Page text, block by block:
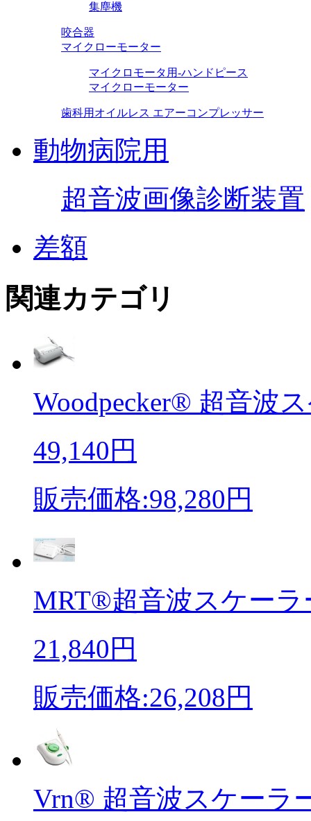
集塵機
咬合器
マイクローモーター
マイクロモータ用-ハンドピース
マイクローモーター
歯科用オイルレス エアーコンプレッサー
動物病院用
超音波画像診断装置
差額
関連カテゴリ
Woodpecker® 超音波
49,140円
販売価格:98,280円
MRT®超音波スケー
21,840円
販売価格:26,208円
Vrn® 超音波スケーラ